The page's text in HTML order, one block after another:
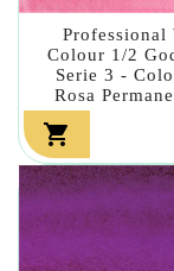
Professional
Colour 1/2
Serie 3 -
Rosa
